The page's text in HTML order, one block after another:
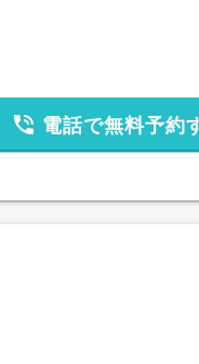
phone_in_talk 電話で無料予約